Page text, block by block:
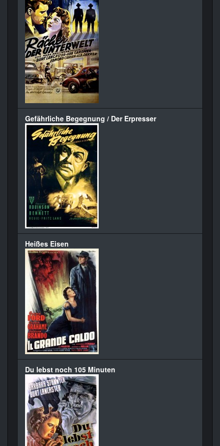
Gefährliche Begegnung / Der Erpresser
Heißes Eisen
Du lebst noch 105 Minuten